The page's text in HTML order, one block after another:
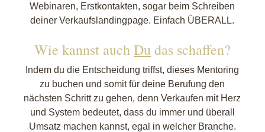
Webinaren, Erstkontakten, sogar beim Schreiben
deiner Verkaufslandingpage. Einfach ÜBERALL.
Wie kannst auchDu das schaffen?
Indem du die Entscheidung triffst, dieses Mentoring
zu buchen und somit für deine Berufung den
nächsten Schritt zu gehen, denn Verkaufen mit Herz
und System bedeutet, dass du immer und überall
Umsatz machen kannst, egal in welcher Branche.